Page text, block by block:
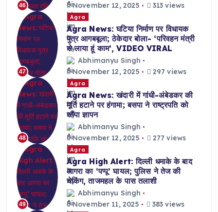
46
November 12, 2025
313 views
47
Agra
Agra News: घटिया निर्माण पर विधायक
पुत्र आगबबूला; ठेकेदार बोला- ‘परिवहन मंत्री
से लाया हूं काम’, VIDEO VIRAL
Abhimanyu Singh
November 12, 2025
297 views
48
Agra
Agra News: खंदारी में गांधी-अंबेडकर की
मूर्ति हटाने पर हंगामा; बसपा ने राष्ट्रपति को
सौंपा ज्ञापन
Abhimanyu Singh
November 12, 2025
277 views
49
Agra
Agra High Alert: दिल्ली धमाके के बाद
आगरा का ‘पप्पू’ घायल; पुलिस ने तेज की
चेकिंग, ताजमहल के पास तलाशी
Abhimanyu Singh
November 11, 2025
383 views